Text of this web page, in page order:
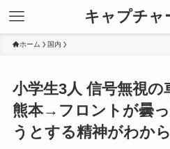
キャプチャ
ホーム 国内
小学生3人 信号無視の
熊本→フロントが曇
うとする精神がわか